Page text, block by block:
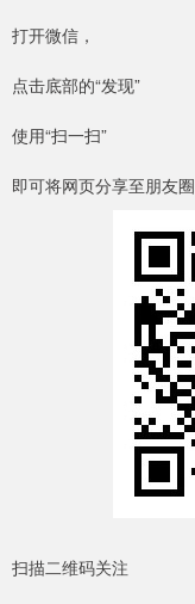
打开微信，
点击底部的“发现”
使用“扫一扫”
即可将网页分享至朋友圈
扫描二维码关注